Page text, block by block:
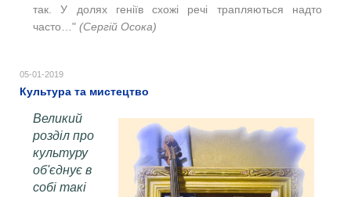
так. У долях геніїв схожі речі трапляються надто
часто…" (Сергій Осока)
05-01-2019
Культура та мистецтво
Великий
розділ про
культуру
об'єднує в
собі такі